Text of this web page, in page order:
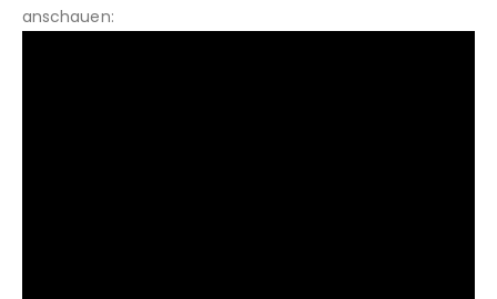
anschauen: